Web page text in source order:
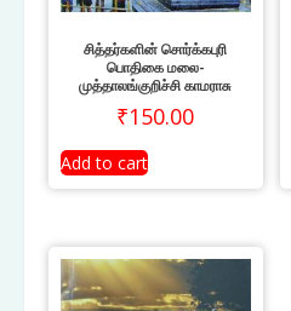
சித்தர்களின் சொர்க்கபுரி
பொதிகை மலை-
முத்தாலங்குறிச்சி காமராசு
₹150.00
Add to cart